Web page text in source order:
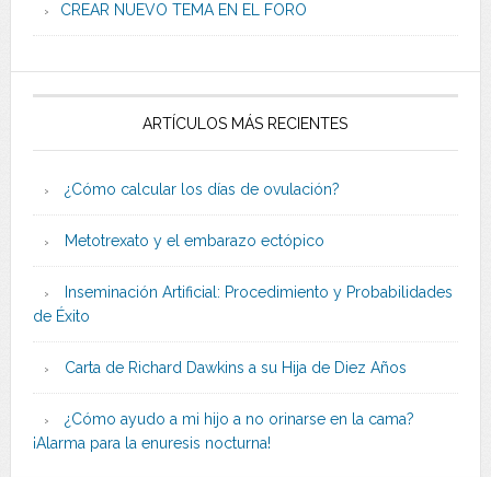
CREAR NUEVO TEMA EN EL FORO
ARTÍCULOS MÁS RECIENTES
¿Cómo calcular los días de ovulación?
Metotrexato y el embarazo ectópico
Inseminación Artificial: Procedimiento y Probabilidades
de Éxito
Carta de Richard Dawkins a su Hija de Diez Años
¿Cómo ayudo a mi hijo a no orinarse en la cama?
¡Alarma para la enuresis nocturna!